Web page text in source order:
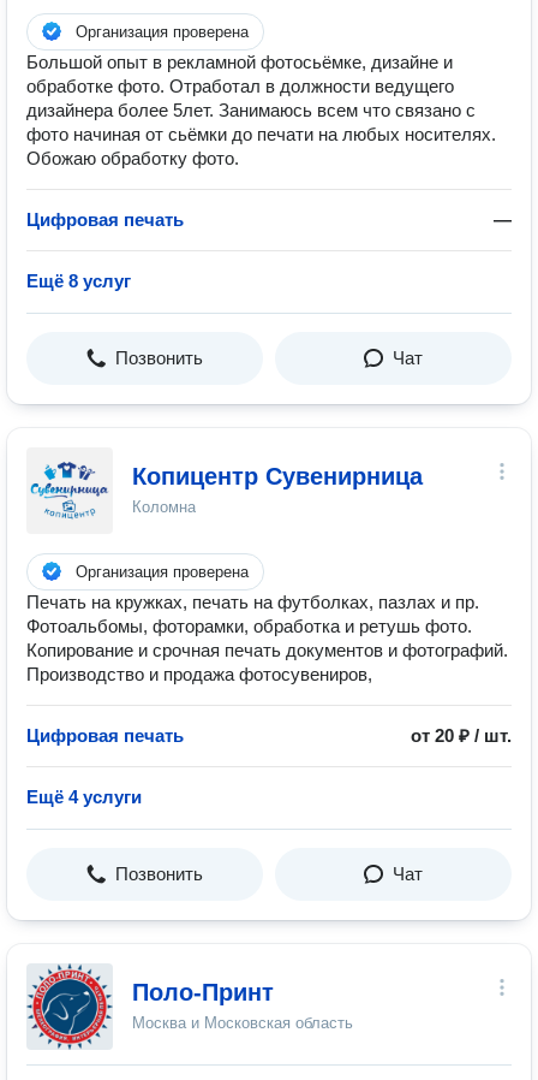
Организация проверена
Большой опыт в рекламной фотосьёмке, дизайне и
обработке фото. Отработал в должности ведущего
дизайнера более 5лет. Занимаюсь всем что связано с
фото начиная от сьёмки до печати на любых носителях.
Обожаю обработку фото.
Цифровая печать —
Ещё 8 услуг
Позвонить Чат
Копицентр Сувенирница
Коломна
Организация проверена
Печать на кружках, печать на футболках, пазлах и пр.
Фотоальбомы, фоторамки, обработка и ретушь фото.
Копирование и срочная печать документов и фотографий.
Производство и продажа фотосувениров,
Цифровая печать от 20 ₽ / шт.
Ещё 4 услуги
Позвонить Чат
Поло-Принт
Москва и Московская область